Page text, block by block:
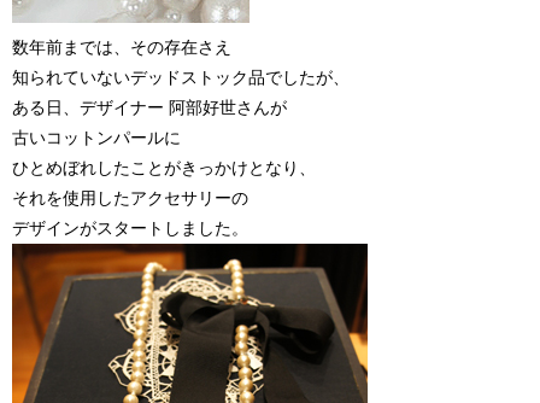
数年前までは、その存在さえ
知られていないデッドストック品でしたが、
ある日、デザイナー 阿部好世さんが
古いコットンパールに
ひとめぼれしたことがきっかけとなり、
それを使用したアクセサリーの
デザインがスタートしました。